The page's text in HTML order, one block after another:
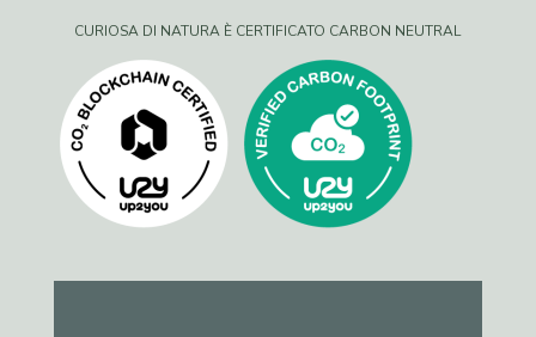
CURIOSA DI NATURA È CERTIFICATO CARBON NEUTRAL